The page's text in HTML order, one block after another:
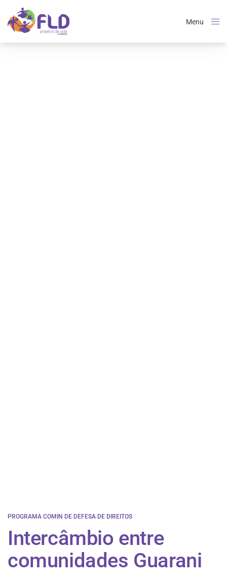
Menu
PROGRAMA COMIN DE DEFESA DE DIREITOS
Intercâmbio entre
comunidades Guarani